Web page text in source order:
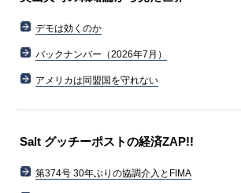
デモは効くのか
バックナンバー（2026年7月）
アメリカは同盟国を守れない
Salt グッチーポストの経済ZAP!!
第374号 30年ぶりの協調介入とFIMA